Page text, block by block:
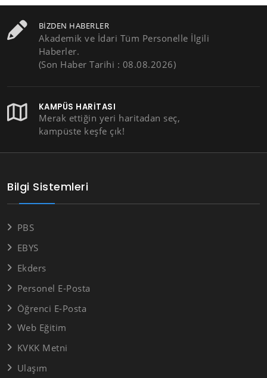
BIZDEN HABERLER
Akademik ve İdari Tüm Personelle İlgili
Haberler.
(Son Haber Tarihi : 08.08.2026)
KAMPÜS HARITASI
Merak ettiğin yeri haritadan seç,
kampüste keşfe çık!
Bilgi Sistemleri
PBS
EBYS
Ekders
Personel E-Posta
Öğrenci E-Posta
Web Eğitim
KVKK Metni
Ulaşım